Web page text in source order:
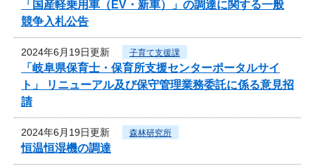
「国産軽乗用車（EV・新車）」の調達に関する一般
競争入札公告
2024年6月19日更新 子育て支援課
「岐阜県保育士・保育所支援センターポータルサイ
ト」 リニューアル及び保守管理業務委託に係る意見招
請
2024年6月19日更新 森林研究所
恒温恒湿機の調達